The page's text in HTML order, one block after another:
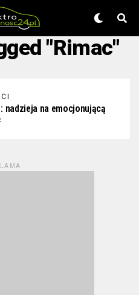
"Rimac"
nadzieja na emocjonującą